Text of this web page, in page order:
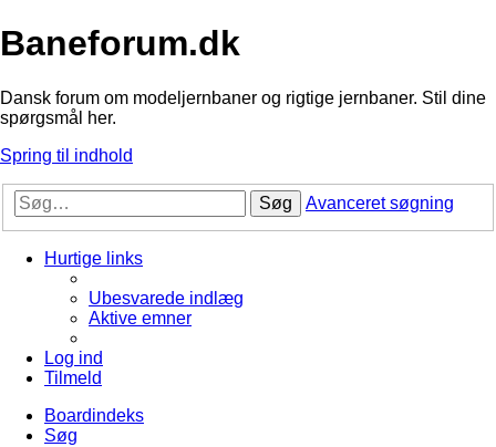
Baneforum.dk
Dansk forum om modeljernbaner og rigtige jernbaner. Stil dine
spørgsmål her.
Spring til indhold
Søg Avanceret søgning
Hurtige links
Ubesvarede indlæg
Aktive emner
Log ind
Tilmeld
Boardindeks
Søg